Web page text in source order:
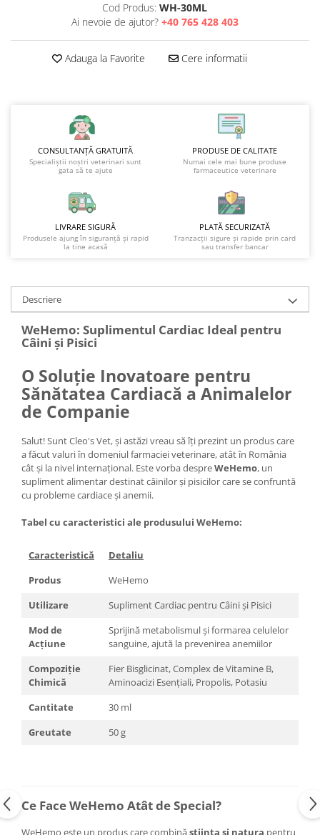
Cod Produs: WH-30ML
Ai nevoie de ajutor? +40 765 428 403
Adauga la Favorite Cere informatii
CONSULTANȚĂ GRATUITĂ
Specialiștii noștri veterinari sunt
gata să te ajute
PRODUSE DE CALITATE
Numai cele mai bune produse
farmaceutice veterinare
LIVRARE SIGURĂ
Produsele ajung în siguranță și rapid
la tine acasă
PLATĂ SECURIZATĂ
Tranzacții sigure și rapide prin card
sau transfer bancar
Descriere
WeHemo: Suplimentul Cardiac Ideal pentru
Câini și Pisici
O Soluție Inovatoare pentru
Sănătatea Cardiacă a Animalelor
de Companie
Salut! Sunt Cleo's Vet, și astăzi vreau să îți prezint un produs care
a făcut valuri în domeniul farmaciei veterinare, atât în România
cât și la nivel internațional. Este vorba despreWeHemo, un
supliment alimentar destinat câinilor și pisicilor care se confruntă
cu probleme cardiace și anemii.
Tabel cu caracteristici ale produsului WeHemo:
Caracteristică
Detaliu
Produs
WeHemo
Utilizare
Supliment Cardiac pentru Câini și Pisici
Mod de
Acțiune
Sprijină metabolismul și formarea celulelor
sanguine, ajută la prevenirea anemiilor
Compoziție
Chimică
Fier Bisglicinat, Complex de Vitamine B,
Aminoacizi Esențiali, Propolis, Potasiu
Cantitate
30 ml
Greutate
50 g
Ce Face WeHemo Atât de Special?
WeHemo este un produs care combinăștiința și natura pentru